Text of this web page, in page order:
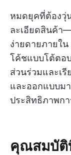
หมดยุคที่ต้องวุ่
ละเอียดสินค้า
ง่ายดายภายใ
โค้ชแบบโต้ตอ
ส่วนร่วมและเรี
และออกแบบม
ประสิทธิภาพก
คุณสมบัติ